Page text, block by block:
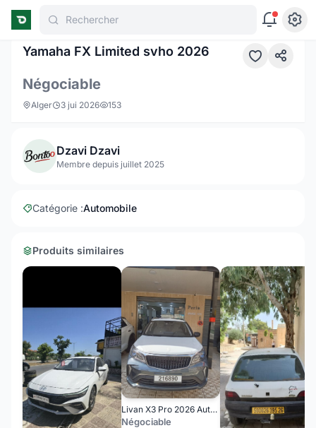
Rechercher 1 / 7
Yamaha FX Limited svho 2026
Négociable
Alger 3 jui 2026 153
Dzavi Dzavi
Membre depuis juillet 2025
Catégorie :Automobile
Produits similaires
Livan X3 Pro 2026 Automatique (Avec toi ouvrant )
Négociable